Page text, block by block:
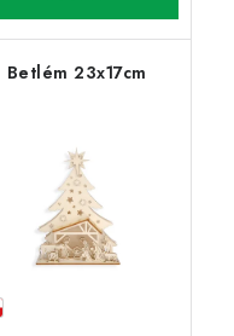
Betlém 23x17cm